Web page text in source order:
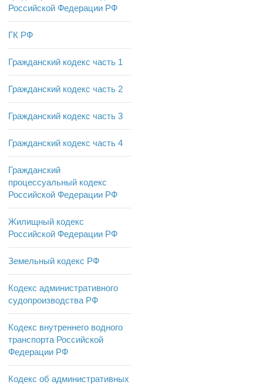
Российской Федерации РФ
ГК РФ
Гражданский кодекс часть 1
Гражданский кодекс часть 2
Гражданский кодекс часть 3
Гражданский кодекс часть 4
Гражданский
процессуальный кодекс
Российской Федерации РФ
Жилищный кодекс
Российской Федерации РФ
Земельный кодекс РФ
Кодекс административного
судопроизводства РФ
Кодекс внутреннего водного
транспорта Российской
Федерации РФ
Кодекс об административных